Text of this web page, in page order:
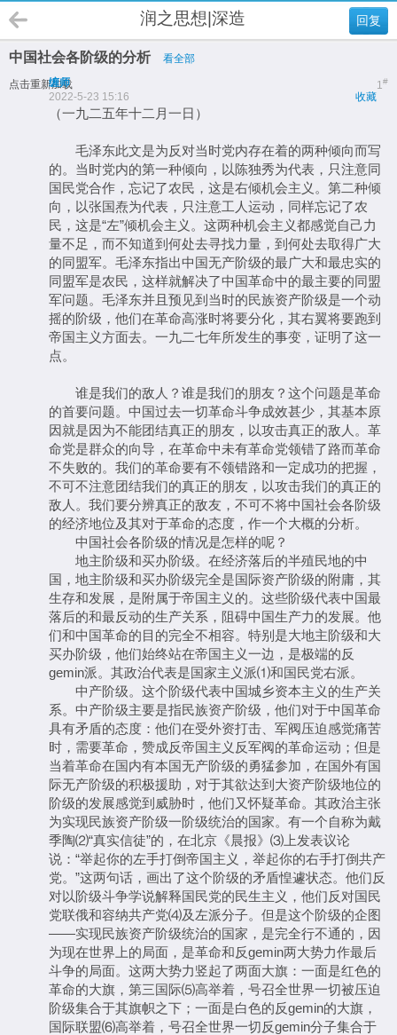
回复
润之思想|深造
中国社会各阶级的分析 看全部
点击重新加载 1#
缠师
收藏
2022-5-23 15:16
（一九二五年十二月一日）
毛泽东此文是为反对当时党内存在着的两种倾向而写
的。当时党内的第一种倾向，以陈独秀为代表，只注意同
国民党合作，忘记了农民，这是右倾机会主义。第二种倾
向，以张国焘为代表，只注意工人运动，同样忘记了农
民，这是“左”倾机会主义。这两种机会主义都感觉自己力
量不足，而不知道到何处去寻找力量，到何处去取得广大
的同盟军。毛泽东指出中国无产阶级的最广大和最忠实的
同盟军是农民，这样就解决了中国革命中的最主要的同盟
军问题。毛泽东并且预见到当时的民族资产阶级是一个动
摇的阶级，他们在革命高涨时将要分化，其右翼将要跑到
帝国主义方面去。一九二七年所发生的事变，证明了这一
点。
谁是我们的敌人？谁是我们的朋友？这个问题是革命
的首要问题。中国过去一切革命斗争成效甚少，其基本原
因就是因为不能团结真正的朋友，以攻击真正的敌人。革
命党是群众的向导，在革命中未有革命党领错了路而革命
不失败的。我们的革命要有不领错路和一定成功的把握，
不可不注意团结我们的真正的朋友，以攻击我们的真正的
敌人。我们要分辨真正的敌友，不可不将中国社会各阶级
的经济地位及其对于革命的态度，作一个大概的分析。
中国社会各阶级的情况是怎样的呢？
地主阶级和买办阶级。在经济落后的半殖民地的中
国，地主阶级和买办阶级完全是国际资产阶级的附庸，其
生存和发展，是附属于帝国主义的。这些阶级代表中国最
落后的和最反动的生产关系，阻碍中国生产力的发展。他
们和中国革命的目的完全不相容。特别是大地主阶级和大
买办阶级，他们始终站在帝国主义一边，是极端的反
gemin派。其政治代表是国家主义派⑴和国民党右派。
中产阶级。这个阶级代表中国城乡资本主义的生产关
系。中产阶级主要是指民族资产阶级，他们对于中国革命
具有矛盾的态度：他们在受外资打击、军阀压迫感觉痛苦
时，需要革命，赞成反帝国主义反军阀的革命运动；但是
当着革命在国内有本国无产阶级的勇猛参加，在国外有国
际无产阶级的积极援助，对于其欲达到大资产阶级地位的
阶级的发展感觉到威胁时，他们又怀疑革命。其政治主张
为实现民族资产阶级一阶级统治的国家。有一个自称为戴
季陶⑵“真实信徒”的，在北京《晨报》⑶上发表议论
说：“举起你的左手打倒帝国主义，举起你的右手打倒共产
党。”这两句话，画出了这个阶级的矛盾惶遽状态。他们反
对以阶级斗争学说解释国民党的民生主义，他们反对国民
党联俄和容纳共产党⑷及左派分子。但是这个阶级的企图
——实现民族资产阶级统治的国家，是完全行不通的，因
为现在世界上的局面，是革命和反gemin两大势力作最后
斗争的局面。这两大势力竖起了两面大旗：一面是红色的
革命的大旗，第三国际⑸高举着，号召全世界一切被压迫
阶级集合于其旗帜之下；一面是白色的反gemin的大旗，
国际联盟⑹高举着，号召全世界一切反gemin分子集合于